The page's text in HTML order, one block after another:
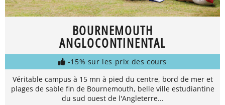
BOURNEMOUTH
ANGLOCONTINENTAL
-15% sur les prix des cours
Véritable campus à 15 mn à pied du centre, bord de mer et
plages de sable fin de Bournemouth, belle ville estudiantine
du sud ouest de l'Angleterre...